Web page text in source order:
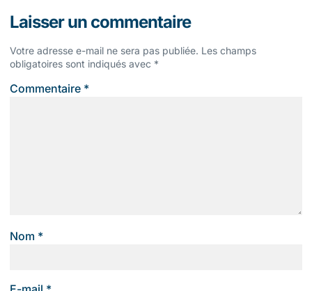
Laisser un commentaire
Votre adresse e-mail ne sera pas publiée. Les champs
obligatoires sont indiqués avec *
Commentaire *
Nom *